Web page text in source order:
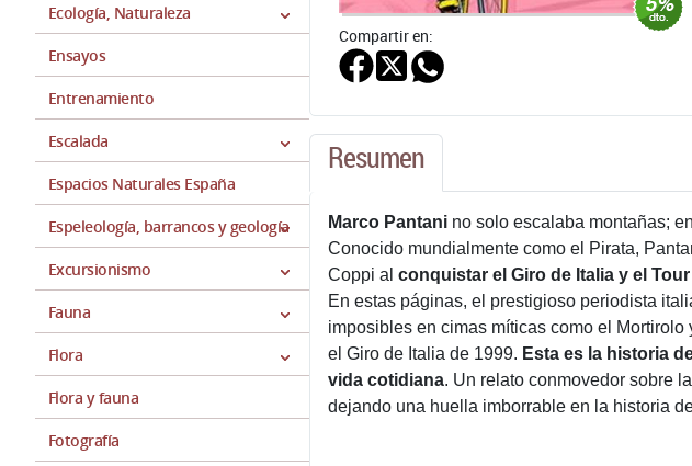
Ecología, Naturaleza
Ensayos
Entrenamiento
Escalada
Espacios Naturales España
Espeleología, barrancos y geología
Excursionismo
Fauna
Flora
Flora y fauna
Fotografía
Compartir en:
Resumen
Marco Pantani no solo escalaba montañas;
Conocido mundialmente como el Pirata,
Coppi al conquistar el Giro de Italia y el
En estas páginas, el prestigioso periodista
imposibles en cimas míticas como el
el Giro de Italia de 1999. Esta es la historia
vida cotidiana. Un relato conmovedor sobre
dejando una huella imborrable en la historia